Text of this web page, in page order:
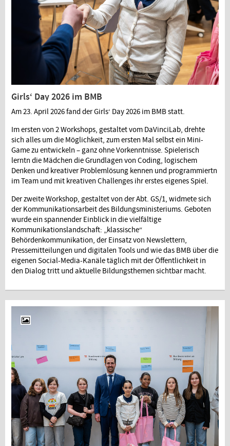
Girls‘ Day 2026 im BMB
Am 23. April 2026 fand der Girls‘ Day 2026 im BMB statt.
Im ersten von 2 Workshops, gestaltet vom DaVinciLab, drehte
sich alles um die Möglichkeit, zum ersten Mal selbst ein Mini-
Game zu entwickeln – ganz ohne Vorkenntnisse. Spielerisch
lerntn die Mädchen die Grundlagen von Coding, logischem
Denken und kreativer Problemlösung kennen und programmiertn
im Team und mit kreativen Challenges ihr erstes eigenes Spiel.
Der zweite Workshop, gestaltet von der Abt. GS/1, widmete sich
der Kommunikationsarbeit des Bildungsministeriums. Geboten
wurde ein spannender Einblick in die vielfältige
Kommunikationslandschaft: „klassische“
Behördenkommunikation, der Einsatz von Newslettern,
Pressemitteilungen und digitalen Tools und wie das BMB über die
eigenen Social-Media-Kanäle täglich mit der Öffentlichkeit in
den Dialog tritt und aktuelle Bildungsthemen sichtbar macht.